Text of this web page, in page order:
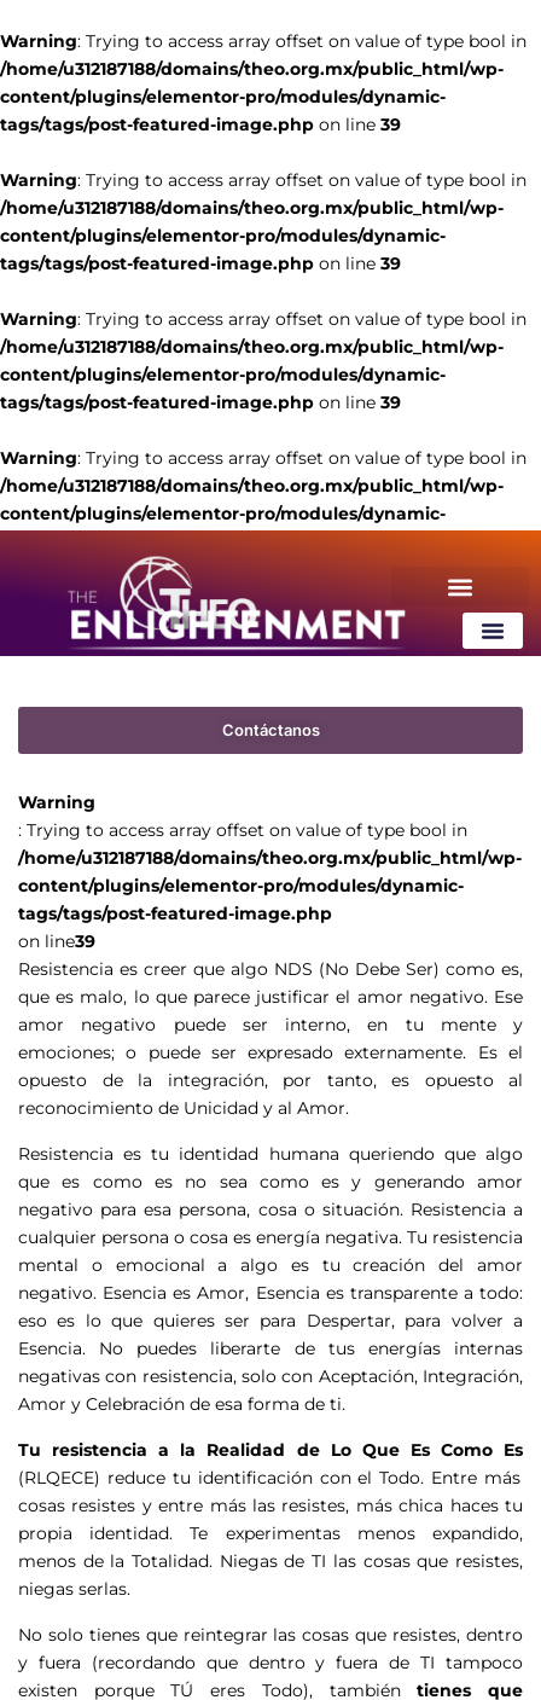
Warning: Trying to access array offset on value of type bool in
/home/u312187188/domains/theo.org.mx/public_html/wp-
content/plugins/elementor-pro/modules/dynamic-
tags/tags/post-featured-image.php on line 39
Warning: Trying to access array offset on value of type bool in
/home/u312187188/domains/theo.org.mx/public_html/wp-
content/plugins/elementor-pro/modules/dynamic-
tags/tags/post-featured-image.php on line 39
Warning: Trying to access array offset on value of type bool in
/home/u312187188/domains/theo.org.mx/public_html/wp-
content/plugins/elementor-pro/modules/dynamic-
tags/tags/post-featured-image.php on line 39
Warning: Trying to access array offset on value of type bool in
/home/u312187188/domains/theo.org.mx/public_html/wp-
content/plugins/elementor-pro/modules/dynamic-
Contáctanos
Warning
: Trying to access array offset on value of type bool in
/home/u312187188/domains/theo.org.mx/public_html/wp-
content/plugins/elementor-pro/modules/dynamic-
tags/tags/post-featured-image.php
on line39
Resistencia es creer que algo NDS (No Debe Ser) como es,
que es malo, lo que parece justificar el amor negativo. Ese
amor negativo puede ser interno, en tu mente y
emociones; o puede ser expresado externamente. Es el
opuesto de la integración, por tanto, es opuesto al
reconocimiento de Unicidad y al Amor.
Resistencia es tu identidad humana queriendo que algo
que es como es no sea como es y generando amor
negativo para esa persona, cosa o situación. Resistencia a
cualquier persona o cosa es energía negativa. Tu resistencia
mental o emocional a algo es tu creación del amor
negativo. Esencia es Amor, Esencia es transparente a todo:
eso es lo que quieres ser para Despertar, para volver a
Esencia. No puedes liberarte de tus energías internas
negativas con resistencia, solo con Aceptación, Integración,
Amor y Celebración de esa forma de ti.
Tu resistencia a la Realidad de Lo Que Es Como Es
(RLQECE) reduce tu identificación con el Todo. Entre más
cosas resistes y entre más las resistes, más chica haces tu
propia identidad. Te experimentas menos expandido,
menos de la Totalidad. Niegas de TI las cosas que resistes,
niegas serlas.
No solo tienes que reintegrar las cosas que resistes, dentro
y fuera (recordando que dentro y fuera de TI tampoco
existen porque TÚ eres Todo), tambiéntienes que